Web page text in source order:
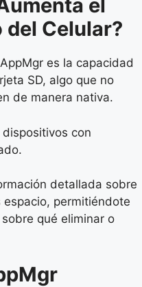
el
Celular?
es la capacidad
SD, algo que no
de manera nativa.
con
detallada sobre
espacio, permitiéndote
qué eliminar o